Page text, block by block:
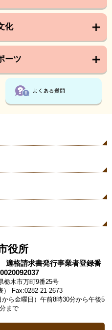
化
ーツ
役所
格請求書発行事業者登録番
木市万町9番25号
） Fax:0282-21-2673
ら金曜日）午前8時30分から午後5
まで